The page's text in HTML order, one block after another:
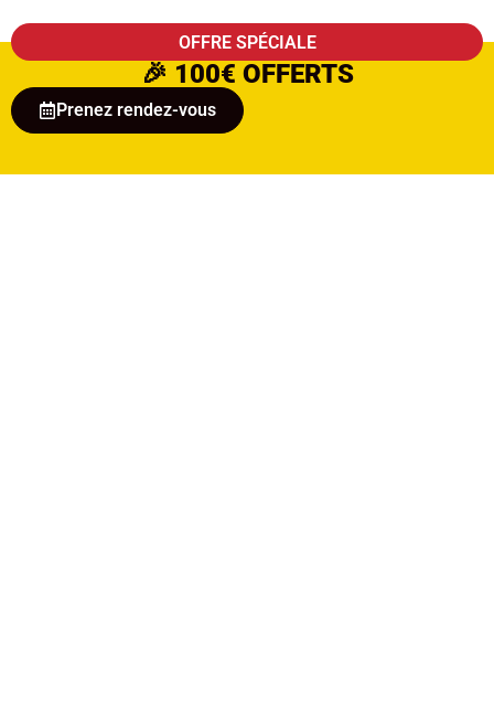
OFFRE SPÉCIALE
🎉 100€ OFFERTS
Prenez rendez-vous